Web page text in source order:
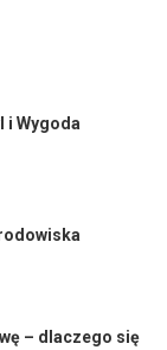
i Wygoda
– dlaczego się